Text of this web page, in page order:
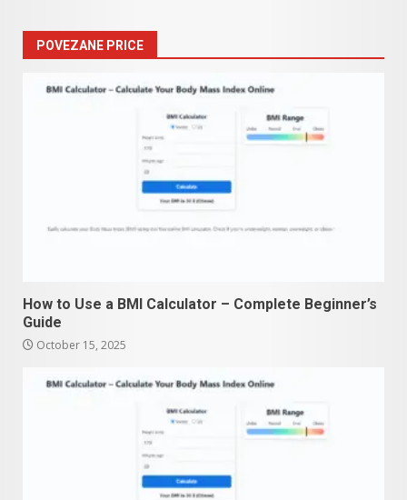
POVEZANE PRICE
How to Use a BMI Calculator – Complete Beginner’s
Guide
October 15, 2025